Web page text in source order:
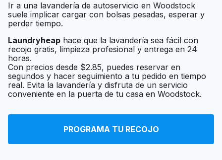
Ir a una lavandería de autoservicio en Woodstock
suele implicar cargar con bolsas pesadas, esperar y
perder tiempo.
Laundryheap hace que la lavandería sea fácil con
recojo gratis, limpieza profesional y entrega en 24
horas.
Con precios desde $2.85, puedes reservar en
segundos y hacer seguimiento a tu pedido en tiempo
real. Evita la lavandería y disfruta de un servicio
conveniente en la puerta de tu casa en Woodstock.
PROGRAMA TU RECOJO